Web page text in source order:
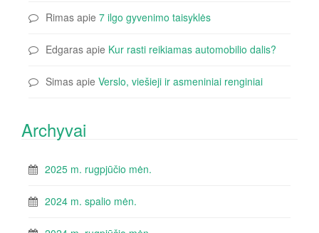
Rimas apie 7 ilgo gyvenimo taisyklės
Edgaras apie Kur rasti reikiamas automobilio dalis?
Simas apie Verslo, viešieji ir asmeniniai renginiai
Archyvai
2025 m. rugpjūčio mėn.
2024 m. spalio mėn.